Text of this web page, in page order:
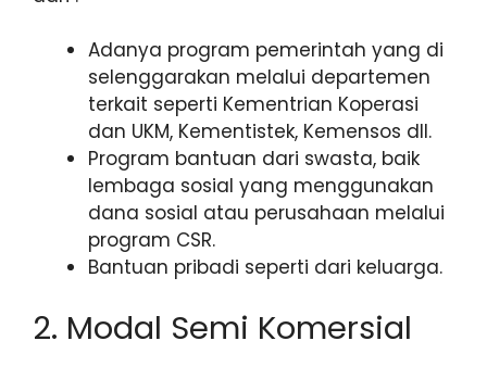
Adanya program pemerintah yang di
selenggarakan melalui departemen
terkait seperti Kementrian Koperasi
dan UKM, Kementistek, Kemensos dll.
Program bantuan dari swasta, baik
lembaga sosial yang menggunakan
dana sosial atau perusahaan melalui
program CSR.
Bantuan pribadi seperti dari keluarga.
2. Modal Semi Komersial